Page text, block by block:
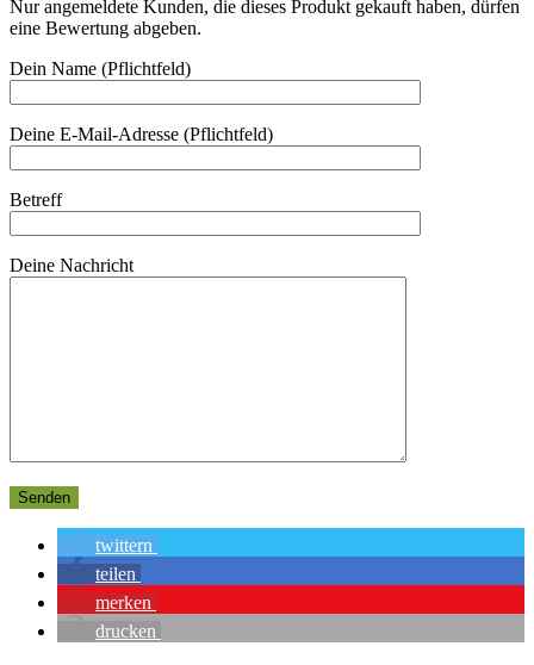
Nur angemeldete Kunden, die dieses Produkt gekauft haben, dürfen
eine Bewertung abgeben.
Dein Name (Pflichtfeld)
Deine E-Mail-Adresse (Pflichtfeld)
Betreff
Deine Nachricht
twittern
teilen
merken
drucken